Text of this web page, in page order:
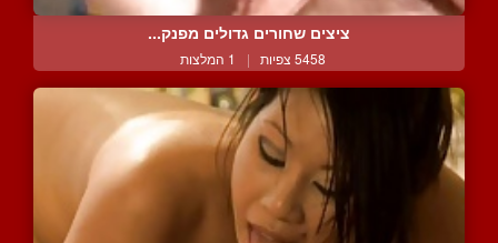
ציצים שחורים גדולים מפנק...
5458 צפיות | 1 המלצות